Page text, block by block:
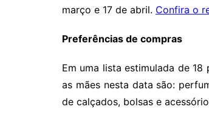
março e 17 de abril. Confira o
Preferências de compras
Em uma lista estimulada de
as mães nesta data são:
de calçados, bolsas e